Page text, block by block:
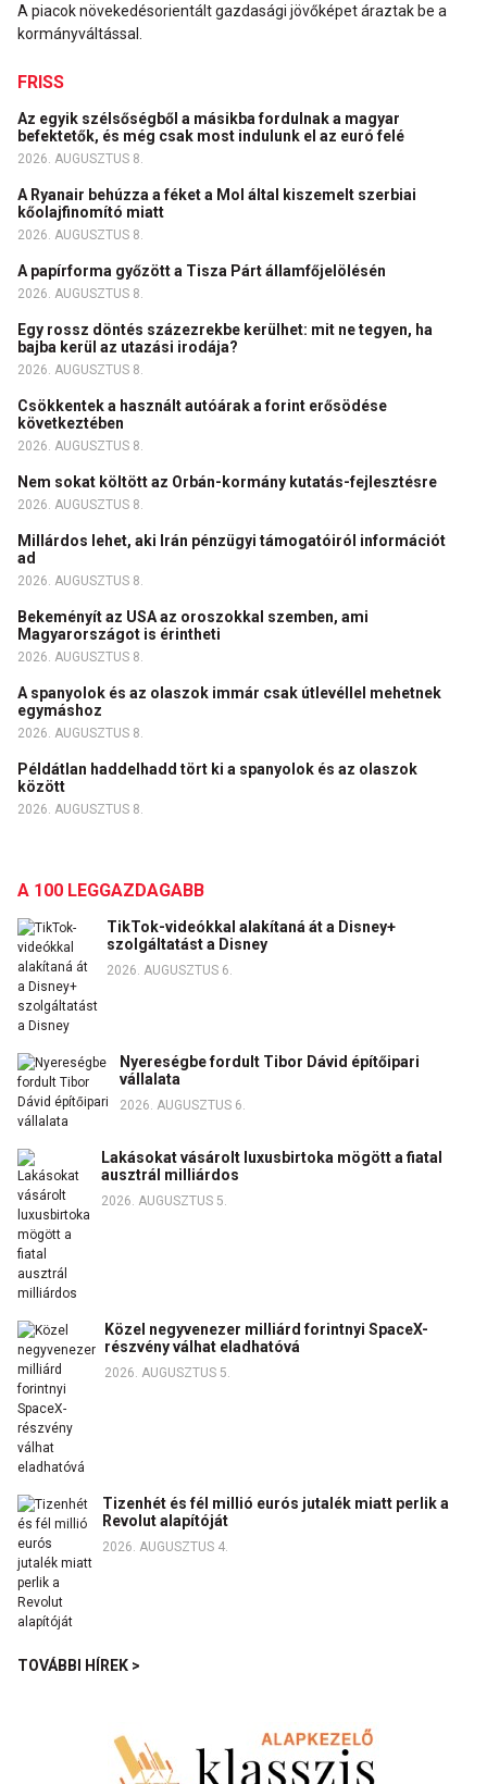
A piacok növekedésorientált gazdasági jövőképet áraztak be a
kormányváltással.
FRISS
Az egyik szélsőségből a másikba fordulnak a magyar
befektetők, és még csak most indulunk el az euró felé
2026. AUGUSZTUS 8.
A Ryanair behúzza a féket a Mol által kiszemelt szerbiai
kőolajfinomító miatt
2026. AUGUSZTUS 8.
A papírforma győzött a Tisza Párt államfőjelölésén
2026. AUGUSZTUS 8.
Egy rossz döntés százezrekbe kerülhet: mit ne tegyen, ha
bajba kerül az utazási irodája?
2026. AUGUSZTUS 8.
Csökkentek a használt autóárak a forint erősödése
következtében
2026. AUGUSZTUS 8.
Nem sokat költött az Orbán-kormány kutatás-fejlesztésre
2026. AUGUSZTUS 8.
Millárdos lehet, aki Irán pénzügyi támogatóiról információt
ad
2026. AUGUSZTUS 8.
Bekeményít az USA az oroszokkal szemben, ami
Magyarországot is érintheti
2026. AUGUSZTUS 8.
A spanyolok és az olaszok immár csak útlevéllel mehetnek
egymáshoz
2026. AUGUSZTUS 8.
Példátlan haddelhadd tört ki a spanyolok és az olaszok
között
2026. AUGUSZTUS 8.
A 100 LEGGAZDAGABB
TikTok-videókkal alakítaná át a Disney+
szolgáltatást a Disney
2026. AUGUSZTUS 6.
Nyereségbe fordult Tibor Dávid építőipari
vállalata
2026. AUGUSZTUS 6.
Lakásokat vásárolt luxusbirtoka mögött a fiatal
ausztrál milliárdos
2026. AUGUSZTUS 5.
Közel negyvenezer milliárd forintnyi SpaceX-
részvény válhat eladhatóvá
2026. AUGUSZTUS 5.
Tizenhét és fél millió eurós jutalék miatt perlik a
Revolut alapítóját
2026. AUGUSZTUS 4.
TOVÁBBI HÍREK >